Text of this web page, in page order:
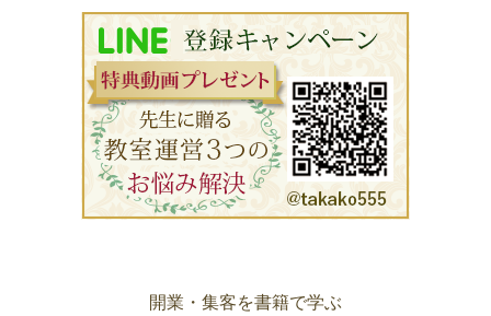
開業・集客を書籍で学ぶ